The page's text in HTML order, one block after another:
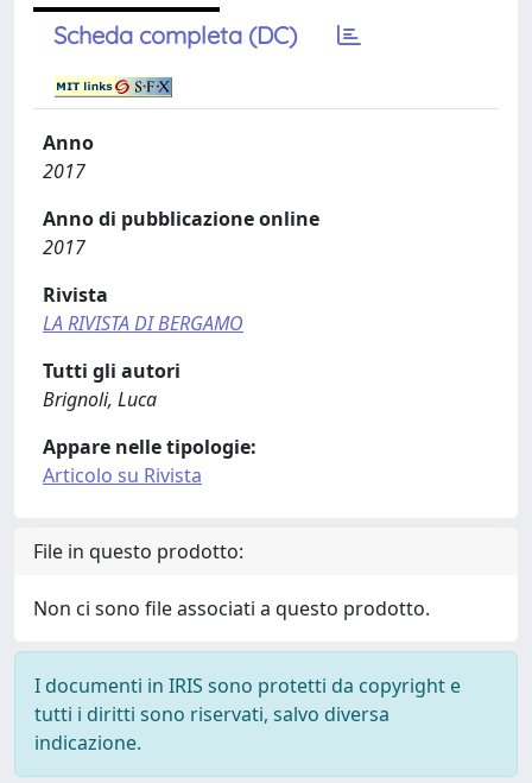
Scheda completa (DC)
Anno
2017
Anno di pubblicazione online
2017
Rivista
LA RIVISTA DI BERGAMO
Tutti gli autori
Brignoli, Luca
Appare nelle tipologie:
Articolo su Rivista
File in questo prodotto:
Non ci sono file associati a questo prodotto.
I documenti in IRIS sono protetti da copyright e
tutti i diritti sono riservati, salvo diversa
indicazione.